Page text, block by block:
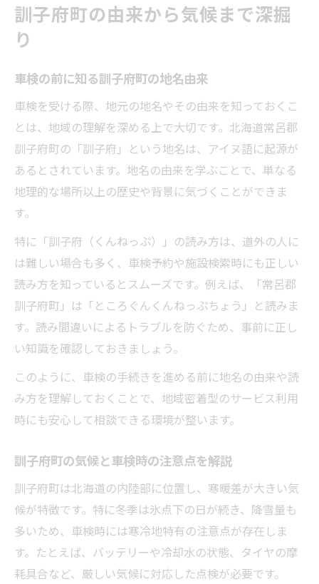
訓子府町の由来から気候まで深掘
り
車検の前に知る訓子府町の地名由来
車検を受ける際、地元の地名やその由来を知っておくこ
とは、地域の理解を深める上で大切です。北海道常呂郡
訓子府町の「訓子府」という地名は、アイヌ語に起源が
あるとされています。地名の由来を学ぶことで、単なる
地理的な場所以上の歴史や背景に気づくことができま
す。
特に「訓子府（くんねっぷ）」の読み方は、道外の人に
は難しい場合も多く、車検予約や施設検索時にも正しい
読み方を知っているとスムーズです。例えば、「常呂郡
訓子府町」は「ところぐんくんねっぷちょう」と読みま
す。読み間違いによるトラブルを防ぐため、事前に正し
い知識を確認しておきましょう。
このように、車検の手続きを進める前に地名の由来や読
み方を理解しておくことで、地域密着型のサービス利用
時にも安心して相談できる環境が整います。
訓子府町の気候と車検時の注意点を解説
訓子府町は北海道の内陸部に位置し、寒暖差が大きい気
候が特徴です。特に冬季は氷点下の日が続き、降雪量も
多いため、車検時には寒冷地特有の注意点が存在しま
す。たとえば、バッテリーや冷却水の状態、タイヤの摩
耗具合など、厳しい気候に対応した点検が必要です。